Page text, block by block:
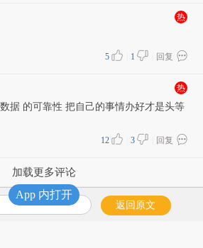
热
回复
1
5
热
据 的可靠性 把自己的事情办好才是头等
回复
3
12
加载更多评论
返回原文
App 内打开